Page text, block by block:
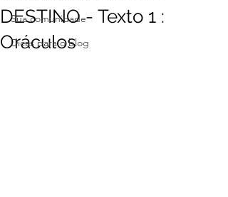
Sua comunidade
Dicas para o blog
DESTINO - Texto 1 :
Oráculos